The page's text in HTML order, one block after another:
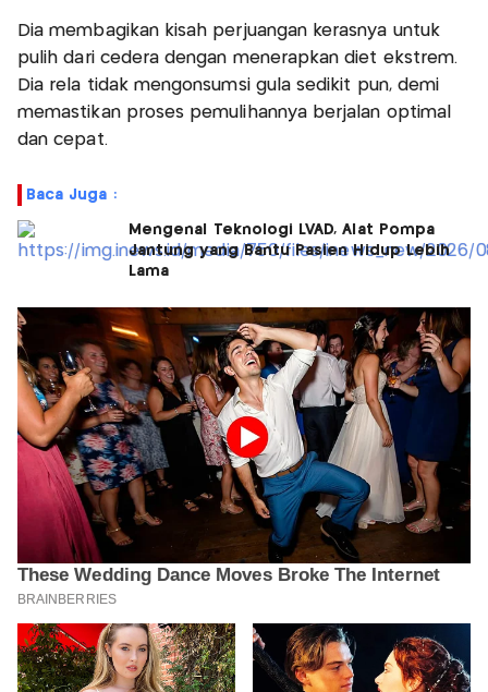
Dia membagikan kisah perjuangan kerasnya untuk
pulih dari cedera dengan menerapkan diet ekstrem.
Dia rela tidak mengonsumsi gula sedikit pun, demi
memastikan proses pemulihannya berjalan optimal
dan cepat.
Baca Juga :
Mengenal Teknologi LVAD, Alat Pompa
Jantung yang Bantu Pasien Hidup Lebih
Lama